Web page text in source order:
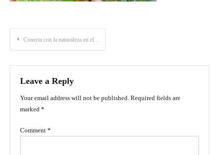
Post
navigation
Conecta con la naturaleza en el Jardín Botánico Eloy Valenzuela en Bucaramanga
Leave a Reply
Your email address will not be published. Required fields are
marked *
Comment *